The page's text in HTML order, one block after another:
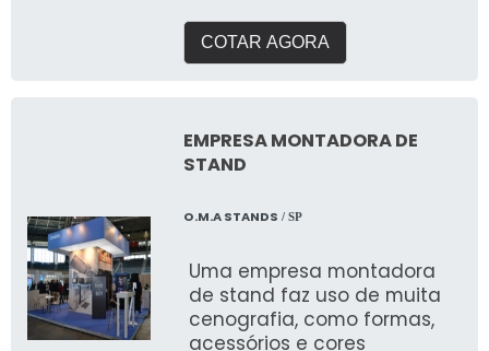
necessidades e entregar o
que buscam expor em
para garantir a qualidade
que buscam.
COTAR AGORA
EMPRESA MONTADORA DE
STAND
O.M.A STANDS / SP
Uma empresa montadora
de stand faz uso de muita
cenografia, como formas,
acessórios e cores